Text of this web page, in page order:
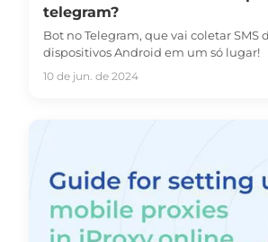
telegram?
Bot no Telegram, que vai coletar SMS
dispositivos Android em um só lugar!
10 de jun. de 2024